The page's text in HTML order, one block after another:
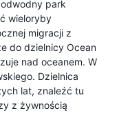
park
wieloryby
migracji z
do dzielnicy Ocean
nad oceanem. W
Dzielnica
lat, znaleźć tu
z żywnością